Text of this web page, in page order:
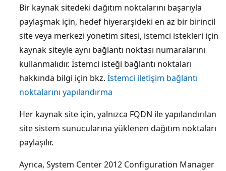
Bir kaynak sitedeki dağıtım noktalarını başarıyla
paylaşmak için, hedef hiyerarşideki en az bir birincil
site veya merkezi yönetim sitesi, istemci istekleri için
kaynak siteyle aynı bağlantı noktası numaralarını
kullanmalıdır. İstemci isteği bağlantı noktaları
hakkında bilgi için bkz. İstemci iletişim bağlantı
noktalarını yapılandırma
Her kaynak site için, yalnızca FQDN ile yapılandırılan
site sistem sunucularına yüklenen dağıtım noktaları
paylaşılır.
Ayrıca, System Center 2012 Configuration Manager